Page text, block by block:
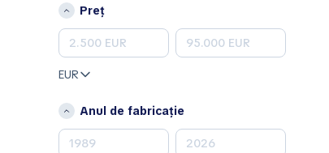
Land Rover
Lexus
Mazda
Mercedes-Benz
Opel
Preț
EUR
Anul de fabricație